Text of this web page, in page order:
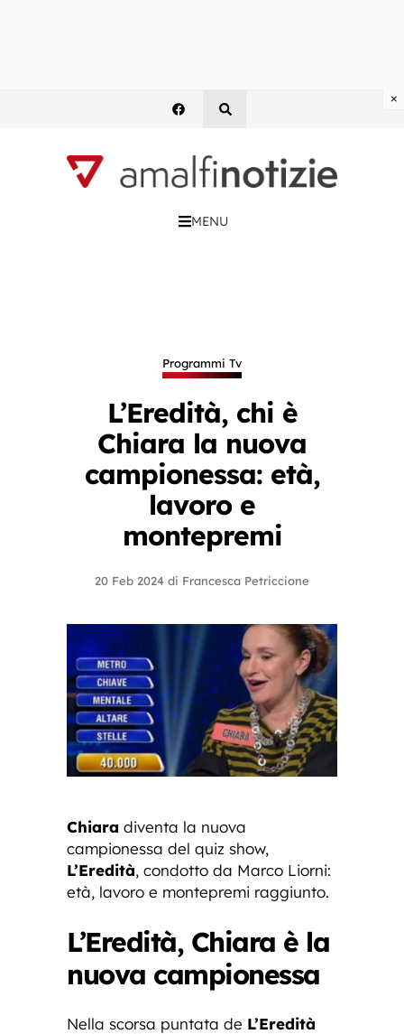
MENU
Programmi Tv
L’Eredità, chi è
Chiara la nuova
campionessa: età,
lavoro e
montepremi
20 Feb 2024 di Francesca Petriccione
Chiara diventa la nuova
campionessa del quiz show,
L’Eredità, condotto da Marco Liorni:
età, lavoro e montepremi raggiunto.
L’Eredità, Chiara è la
nuova campionessa
Nella scorsa puntata de L’Eredità
×